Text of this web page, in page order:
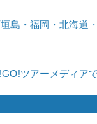
島・福岡・北海道
ツアーメディアで